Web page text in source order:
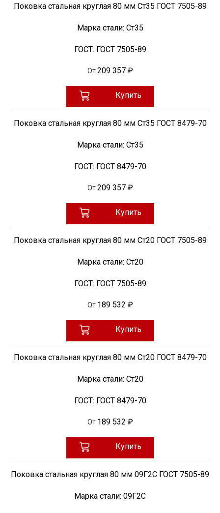
Поковка стальная круглая 80 мм Ст35 ГОСТ 7505-89
Марка стали: Ст35
ГОСТ: ГОСТ 7505-89
От 209 357 ₽
Купить
Поковка стальная круглая 80 мм Ст35 ГОСТ 8479-70
Марка стали: Ст35
ГОСТ: ГОСТ 8479-70
От 209 357 ₽
Купить
Поковка стальная круглая 80 мм Ст20 ГОСТ 7505-89
Марка стали: Ст20
ГОСТ: ГОСТ 7505-89
От 189 532 ₽
Купить
Поковка стальная круглая 80 мм Ст20 ГОСТ 8479-70
Марка стали: Ст20
ГОСТ: ГОСТ 8479-70
От 189 532 ₽
Купить
Поковка стальная круглая 80 мм 09Г2С ГОСТ 7505-89
Марка стали: 09Г2С